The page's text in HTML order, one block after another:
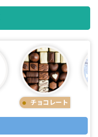
チョコレート